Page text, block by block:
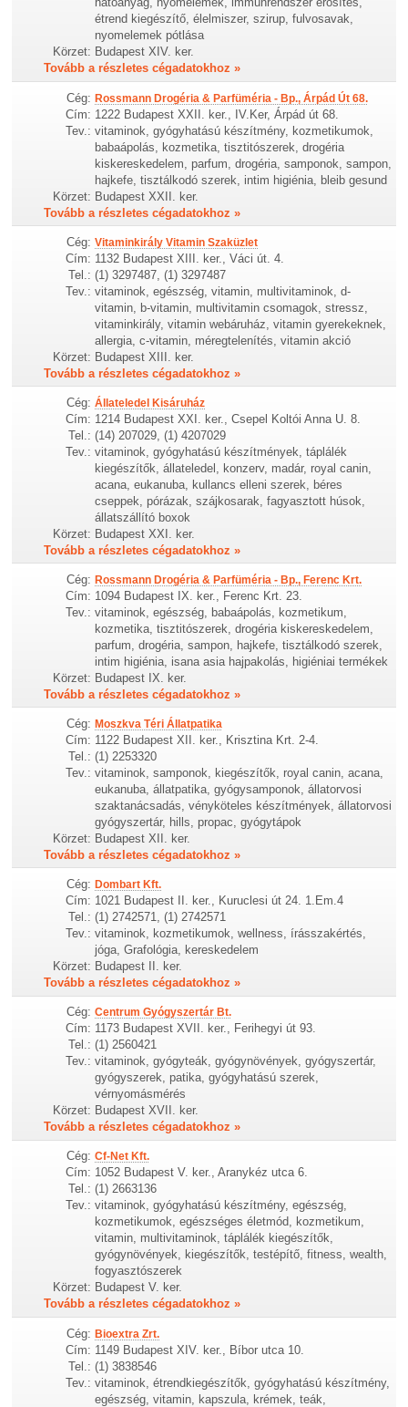
étrend kiegészítő, élelmiszer, szirup, fulvosavak,
nyomelemek pótlása
Körzet: Budapest XIV. ker.
Tovább a részletes cégadatokhoz »
Cég: Rossmann Drogéria & Parfüméria - Bp., Árpád Út 68.
Cím: 1222 Budapest XXII. ker., IV.Ker, Árpád út 68.
Tev.: vitaminok, gyógyhatású készítmény, kozmetikumok,
babaápolás, kozmetika, tisztitószerek, drogéria
kiskereskedelem, parfum, drogéria, samponok, sampon,
hajkefe, tisztálkodó szerek, intim higiénia, bleib gesund
Körzet: Budapest XXII. ker.
Tovább a részletes cégadatokhoz »
Cég: Vitaminkirály Vitamin Szaküzlet
Cím: 1132 Budapest XIII. ker., Váci út. 4.
Tel.: (1) 3297487, (1) 3297487
Tev.: vitaminok, egészség, vitamin, multivitaminok, d-
vitamin, b-vitamin, multivitamin csomagok, stressz,
vitaminkirály, vitamin webáruház, vitamin gyerekeknek,
allergia, c-vitamin, méregtelenítés, vitamin akció
Körzet: Budapest XIII. ker.
Tovább a részletes cégadatokhoz »
Cég: Állateledel Kisáruház
Cím: 1214 Budapest XXI. ker., Csepel Koltói Anna U. 8.
Tel.: (14) 207029, (1) 4207029
Tev.: vitaminok, gyógyhatású készítmények, táplálék
kiegészítők, állateledel, konzerv, madár, royal canin,
acana, eukanuba, kullancs elleni szerek, béres
cseppek, pórázak, szájkosarak, fagyasztott húsok,
állatszállító boxok
Körzet: Budapest XXI. ker.
Tovább a részletes cégadatokhoz »
Cég: Rossmann Drogéria & Parfüméria - Bp., Ferenc Krt.
Cím: 1094 Budapest IX. ker., Ferenc Krt. 23.
Tev.: vitaminok, egészség, babaápolás, kozmetikum,
kozmetika, tisztitószerek, drogéria kiskereskedelem,
parfum, drogéria, sampon, hajkefe, tisztálkodó szerek,
intim higiénia, isana asia hajpakolás, higiéniai termékek
Körzet: Budapest IX. ker.
Tovább a részletes cégadatokhoz »
Cég: Moszkva Téri Állatpatika
Cím: 1122 Budapest XII. ker., Krisztina Krt. 2-4.
Tel.: (1) 2253320
Tev.: vitaminok, samponok, kiegészítők, royal canin, acana,
eukanuba, állatpatika, gyógysamponok, állatorvosi
szaktanácsadás, vényköteles készítmények, állatorvosi
gyógyszertár, hills, propac, gyógytápok
Körzet: Budapest XII. ker.
Tovább a részletes cégadatokhoz »
Cég: Dombart Kft.
Cím: 1021 Budapest II. ker., Kuruclesi út 24. 1.Em.4
Tel.: (1) 2742571, (1) 2742571
Tev.: vitaminok, kozmetikumok, wellness, írásszakértés,
jóga, Grafológia, kereskedelem
Körzet: Budapest II. ker.
Tovább a részletes cégadatokhoz »
Cég: Centrum Gyógyszertár Bt.
Cím: 1173 Budapest XVII. ker., Ferihegyi út 93.
Tel.: (1) 2560421
Tev.: vitaminok, gyógyteák, gyógynövények, gyógyszertár,
gyógyszerek, patika, gyógyhatású szerek,
vérnyomásmérés
Körzet: Budapest XVII. ker.
Tovább a részletes cégadatokhoz »
Cég: Cf-Net Kft.
Cím: 1052 Budapest V. ker., Aranykéz utca 6.
Tel.: (1) 2663136
Tev.: vitaminok, gyógyhatású készítmény, egészség,
kozmetikumok, egészséges életmód, kozmetikum,
vitamin, multivitaminok, táplálék kiegészítők,
gyógynövények, kiegészítők, testépítő, fitness, wealth,
fogyasztószerek
Körzet: Budapest V. ker.
Tovább a részletes cégadatokhoz »
Cég: Bioextra Zrt.
Cím: 1149 Budapest XIV. ker., Bíbor utca 10.
Tel.: (1) 3838546
Tev.: vitaminok, étrendkiegészítők, gyógyhatású készítmény,
egészség, vitamin, kapszula, krémek, teák,